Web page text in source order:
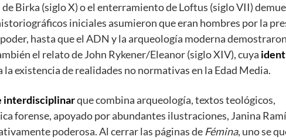
Birka (siglo X) o el enterramiento de Loftus (siglo VII)
iniciales asumieron que eran hombres por la
hasta que el ADN y la arqueología moderna
el relato de John Rykener/Eleanor (siglo XIV), cuya
la existencia de realidades no normativas en la Edad Media.
interdisciplinarque combina arqueología, textos teológicos,
forense, apoyado por abundantes ilustraciones, Janina
poderosa. Al cerrar las páginas de Fémina, uno se